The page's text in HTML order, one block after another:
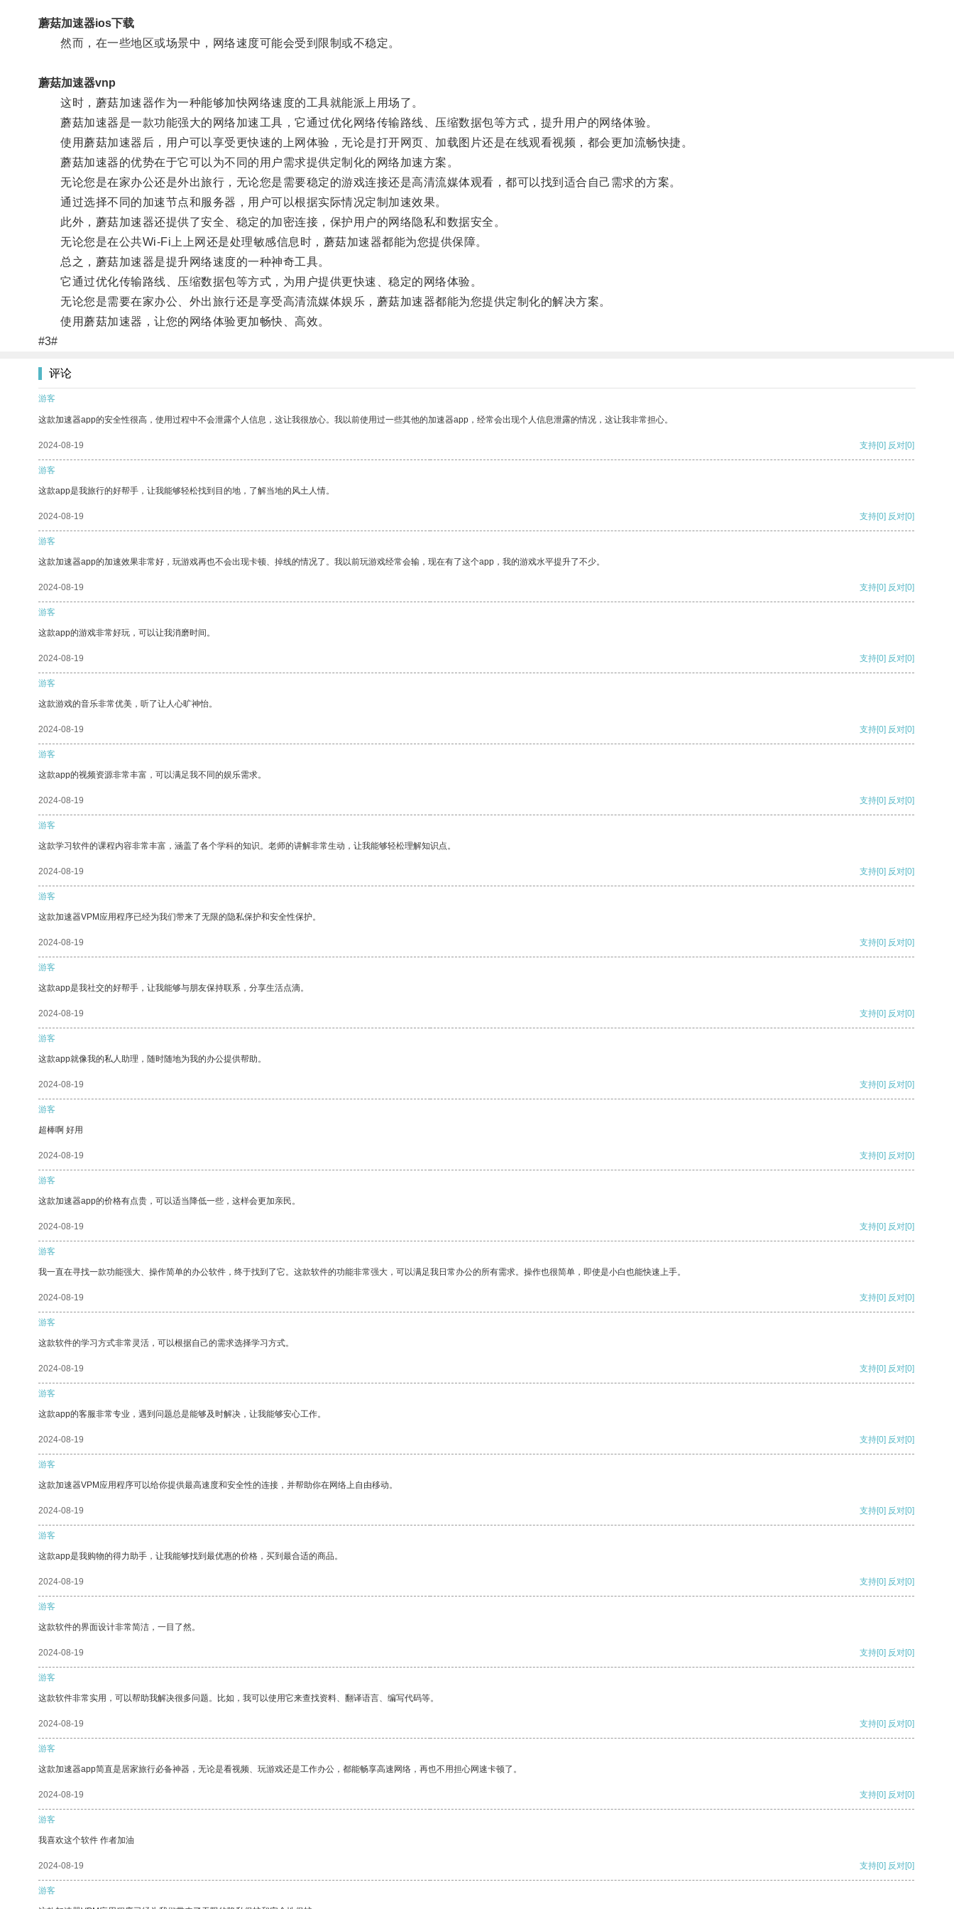
蘑菇加速器ios下载
然而，在一些地区或场景中，网络速度可能会受到限制或不稳定。
蘑菇加速器vnp
这时，蘑菇加速器作为一种能够加快网络速度的工具就能派上用场了。
蘑菇加速器是一款功能强大的网络加速工具，它通过优化网络传输路线、压缩数据包等方式，提升用户的网络体验。
使用蘑菇加速器后，用户可以享受更快速的上网体验，无论是打开网页、加载图片还是在线观看视频，都会更加流畅快捷。
蘑菇加速器的优势在于它可以为不同的用户需求提供定制化的网络加速方案。
无论您是在家办公还是外出旅行，无论您是需要稳定的游戏连接还是高清流媒体观看，都可以找到适合自己需求的方案。
通过选择不同的加速节点和服务器，用户可以根据实际情况定制加速效果。
此外，蘑菇加速器还提供了安全、稳定的加密连接，保护用户的网络隐私和数据安全。
无论您是在公共Wi-Fi上上网还是处理敏感信息时，蘑菇加速器都能为您提供保障。
总之，蘑菇加速器是提升网络速度的一种神奇工具。
它通过优化传输路线、压缩数据包等方式，为用户提供更快速、稳定的网络体验。
无论您是需要在家办公、外出旅行还是享受高清流媒体娱乐，蘑菇加速器都能为您提供定制化的解决方案。
使用蘑菇加速器，让您的网络体验更加畅快、高效。
#3#
评论
游客
这款加速器app的安全性很高，使用过程中不会泄露个人信息，这让我很放心。我以前使用过一些其他的加速器app，经常会出现个人信息泄露的情况，这让我非常担心。
2024-08-19 支持[0] 反对[0]
游客
这款app是我旅行的好帮手，让我能够轻松找到目的地，了解当地的风土人情。
2024-08-19 支持[0] 反对[0]
游客
这款加速器app的加速效果非常好，玩游戏再也不会出现卡顿、掉线的情况了。我以前玩游戏经常会输，现在有了这个app，我的游戏水平提升了不少。
2024-08-19 支持[0] 反对[0]
游客
这款app的游戏非常好玩，可以让我消磨时间。
2024-08-19 支持[0] 反对[0]
游客
这款游戏的音乐非常优美，听了让人心旷神怡。
2024-08-19 支持[0] 反对[0]
游客
这款app的视频资源非常丰富，可以满足我不同的娱乐需求。
2024-08-19 支持[0] 反对[0]
游客
这款学习软件的课程内容非常丰富，涵盖了各个学科的知识。老师的讲解非常生动，让我能够轻松理解知识点。
2024-08-19 支持[0] 反对[0]
游客
这款加速器VPM应用程序已经为我们带来了无限的隐私保护和安全性保护。
2024-08-19 支持[0] 反对[0]
游客
这款app是我社交的好帮手，让我能够与朋友保持联系，分享生活点滴。
2024-08-19 支持[0] 反对[0]
游客
这款app就像我的私人助理，随时随地为我的办公提供帮助。
2024-08-19 支持[0] 反对[0]
游客
超棒啊 好用
2024-08-19 支持[0] 反对[0]
游客
这款加速器app的价格有点贵，可以适当降低一些，这样会更加亲民。
2024-08-19 支持[0] 反对[0]
游客
我一直在寻找一款功能强大、操作简单的办公软件，终于找到了它。这款软件的功能非常强大，可以满足我日常办公的所有需求。操作也很简单，即使是小白也能快速上手。
2024-08-19 支持[0] 反对[0]
游客
这款软件的学习方式非常灵活，可以根据自己的需求选择学习方式。
2024-08-19 支持[0] 反对[0]
游客
这款app的客服非常专业，遇到问题总是能够及时解决，让我能够安心工作。
2024-08-19 支持[0] 反对[0]
游客
这款加速器VPM应用程序可以给你提供最高速度和安全性的连接，并帮助你在网络上自由移动。
2024-08-19 支持[0] 反对[0]
游客
这款app是我购物的得力助手，让我能够找到最优惠的价格，买到最合适的商品。
2024-08-19 支持[0] 反对[0]
游客
这款软件的界面设计非常简洁，一目了然。
2024-08-19 支持[0] 反对[0]
游客
这款软件非常实用，可以帮助我解决很多问题。比如，我可以使用它来查找资料、翻译语言、编写代码等。
2024-08-19 支持[0] 反对[0]
游客
这款加速器app简直是居家旅行必备神器，无论是看视频、玩游戏还是工作办公，都能畅享高速网络，再也不用担心网速卡顿了。
2024-08-19 支持[0] 反对[0]
游客
我喜欢这个软件 作者加油
2024-08-19 支持[0] 反对[0]
游客